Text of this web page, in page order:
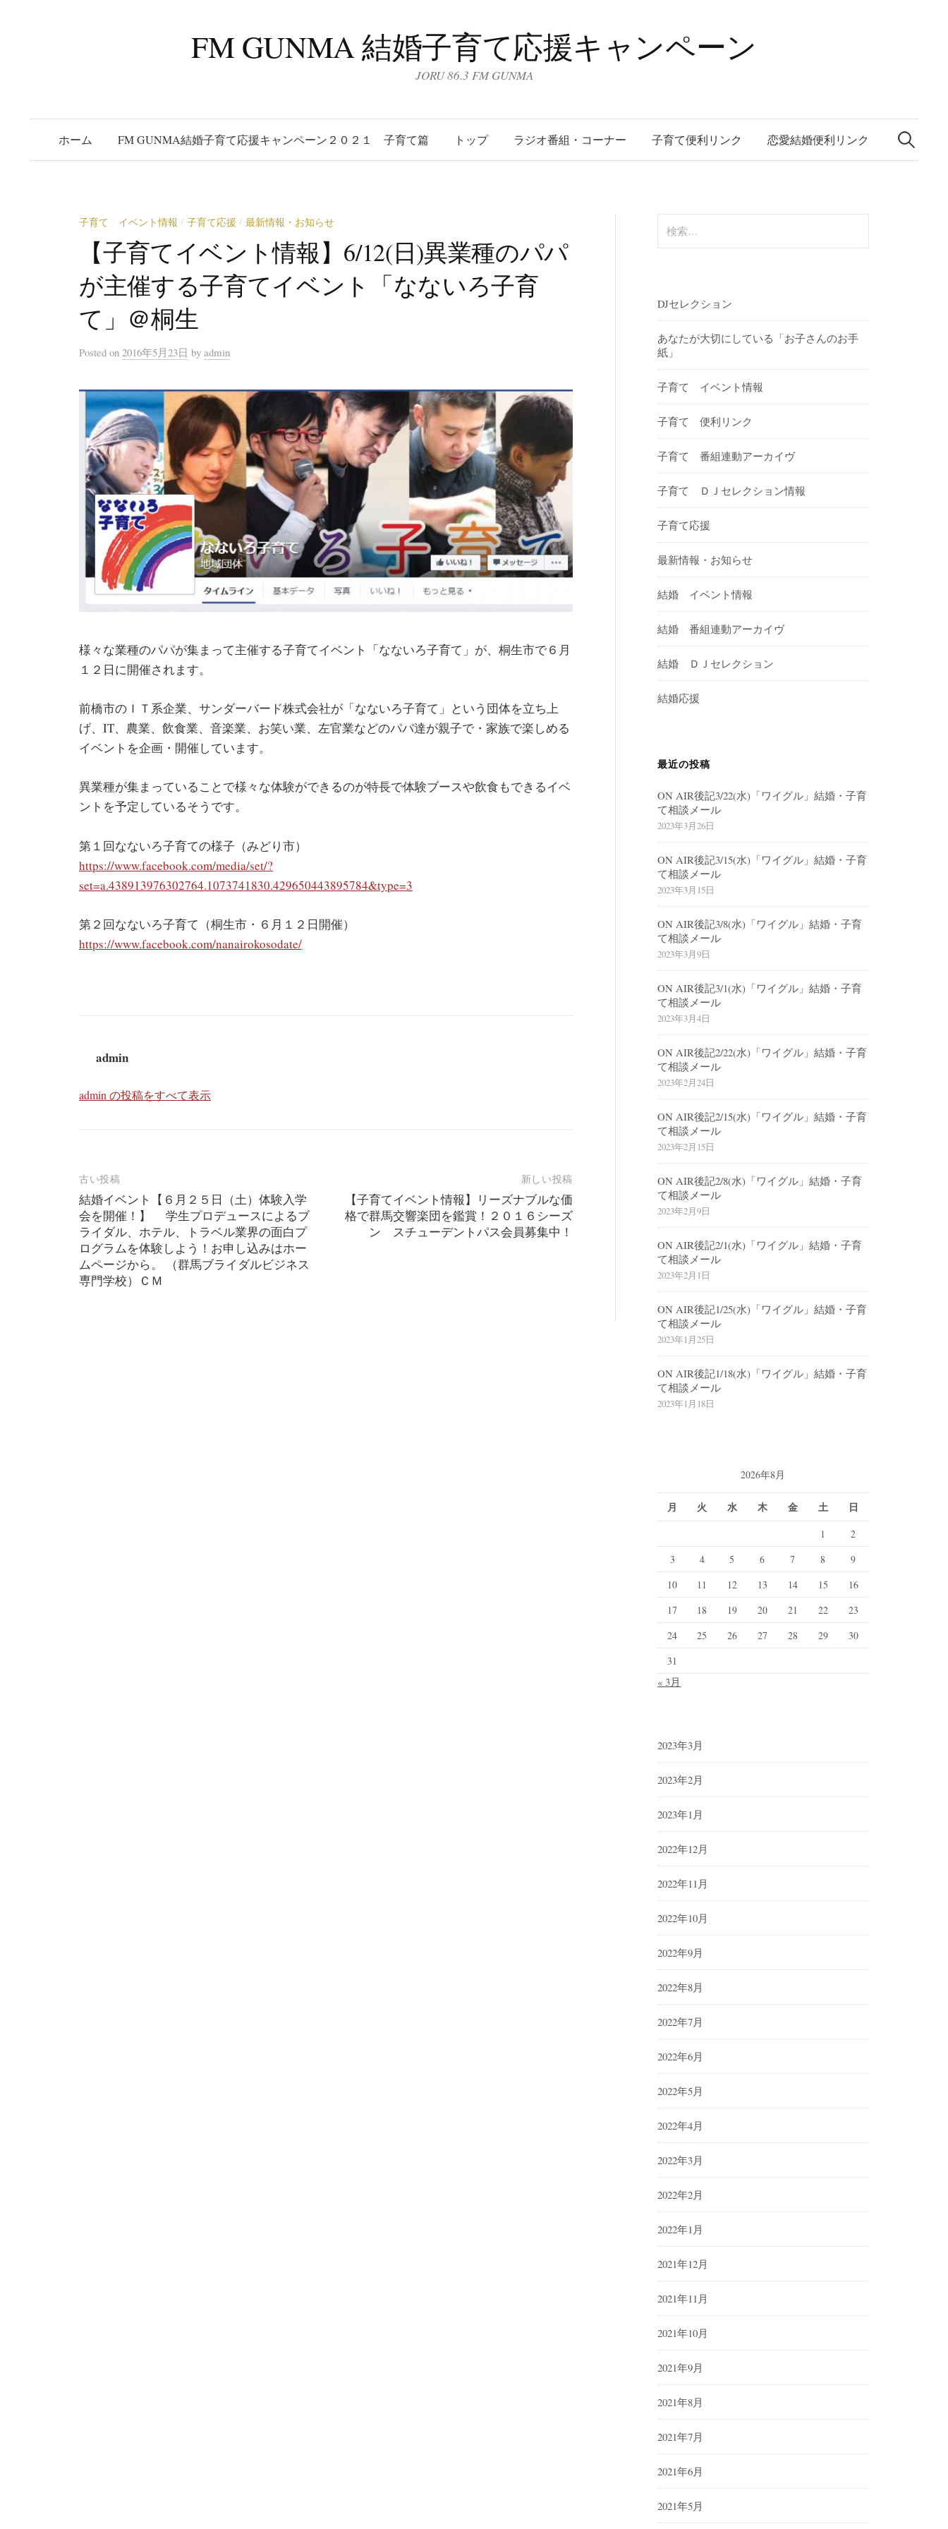
FM GUNMA 結婚子育て応援キャンペーン
JORU 86.3 FM GUNMA
ホーム FM GUNMA結婚子育て応援キャンペーン２０２１ 子育て篇 トップ ラジオ番組・コーナー 子育て便利リンク 恋愛結婚便利リンク
検
索:
子育て イベント情報 / 子育て応援 / 最新情報・お知らせ
【子育てイベント情報】6/12(日)異業種のパパ
が主催する子育てイベント「なないろ子育
て」＠桐生
Posted on 2016年5月23日 by admin
様々な業種のパパが集まって主催する子育てイベント「なないろ子育て」が、桐生市で６月
１２日に開催されます。
前橋市のＩＴ系企業、サンダーバード株式会社が「なないろ子育て」という団体を立ち上
げ、IT、農業、飲食業、音楽業、お笑い業、左官業などのパパ達が親子で・家族で楽しめる
イベントを企画・開催しています。
異業種が集まっていることで様々な体験ができるのが特長で体験ブースや飲食もできるイベ
ントを予定しているそうです。
第１回なないろ子育ての様子（みどり市）
https://www.facebook.com/media/set/?
set=a.438913976302764.1073741830.429650443895784&type=3
第２回なないろ子育て（桐生市・６月１２日開催）
https://www.facebook.com/nanairokosodate/
admin
admin の投稿をすべて表示
投
稿
ナ
ビ
ゲ
古い投稿
結婚イベント【６月２５日（土）体験入学
会を開催！】 学生プロデュースによるブ
ライダル、ホテル、トラベル業界の面白プ
ログラムを体験しよう！お申し込みはホー
ムページから。 （群馬ブライダルビジネス
専門学校）ＣＭ
新しい投稿
【子育てイベント情報】リーズナブルな価
格で群馬交響楽団を鑑賞！２０１６シーズ
ン スチューデントパス会員募集中！
索:
DJセレクション
あなたが大切にしている「お子さんのお手
紙」
子育て イベント情報
子育て 便利リンク
子育て 番組連動アーカイヴ
子育て ＤＪセレクション情報
子育て応援
最新情報・お知らせ
結婚 イベント情報
結婚 番組連動アーカイヴ
結婚 ＤＪセレクション
結婚応援
最近の投稿
ON AIR後記3/22(水)「ワイグル」結婚・子育
て相談メール
2023年3月26日
ON AIR後記3/15(水)「ワイグル」結婚・子育
て相談メール
2023年3月15日
ON AIR後記3/8(水)「ワイグル」結婚・子育
て相談メール
2023年3月9日
ON AIR後記3/1(水)「ワイグル」結婚・子育
て相談メール
2023年3月4日
ON AIR後記2/22(水)「ワイグル」結婚・子育
て相談メール
2023年2月24日
ON AIR後記2/15(水)「ワイグル」結婚・子育
て相談メール
2023年2月15日
ON AIR後記2/8(水)「ワイグル」結婚・子育
て相談メール
2023年2月9日
ON AIR後記2/1(水)「ワイグル」結婚・子育
て相談メール
2023年2月1日
ON AIR後記1/25(水)「ワイグル」結婚・子育
て相談メール
2023年1月25日
ON AIR後記1/18(水)「ワイグル」結婚・子育
て相談メール
2023年1月18日
2026年8月
月 火 水 木 金 土 日
1
2
3
4 5 6 7 8
9
10
11 12 13 14 15
16
17
18 19 20 21 22
23
24
25 26 27 28 29
30
31
« 3月
2023年3月
2023年2月
2023年1月
2022年12月
2022年11月
2022年10月
2022年9月
2022年8月
2022年7月
2022年6月
2022年5月
2022年4月
2022年3月
2022年2月
2022年1月
2021年12月
2021年11月
2021年10月
2021年9月
2021年8月
2021年7月
2021年6月
2021年5月